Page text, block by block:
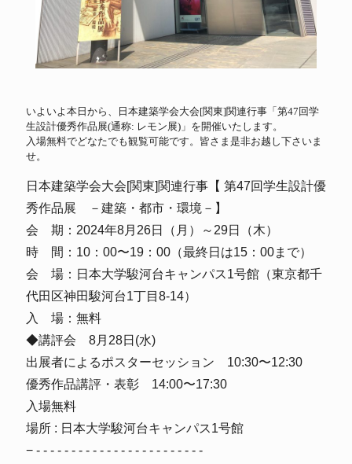
いよいよ本日から、日本建築学会大会[関東]関連行事「第47回学
生設計優秀作品展(通称: レモン展)」を開催いたします。
入場無料でどなたでも観覧可能です。皆さま是非お越し下さいま
せ。
日本建築学会大会[関東]関連行事【 第47回学生設計優
秀作品展 －建築・都市・環境－】
会 期：2024年8月26日（月）～29日（木）
時 間：10：00〜19：00（最終日は15：00まで）
会 場：日本大学駿河台キャンパス1号館（東京都千
代田区神田駿河台1丁目8-14）
入 場：無料
◆講評会 8月28日(水)
出展者によるポスターセッション 10:30〜12:30
優秀作品講評・表彰 14:00〜17:30
入場無料
場所 : 日本大学駿河台キャンパス1号館
− - - - - - - - - - - - - - - - - - - - - - - - -